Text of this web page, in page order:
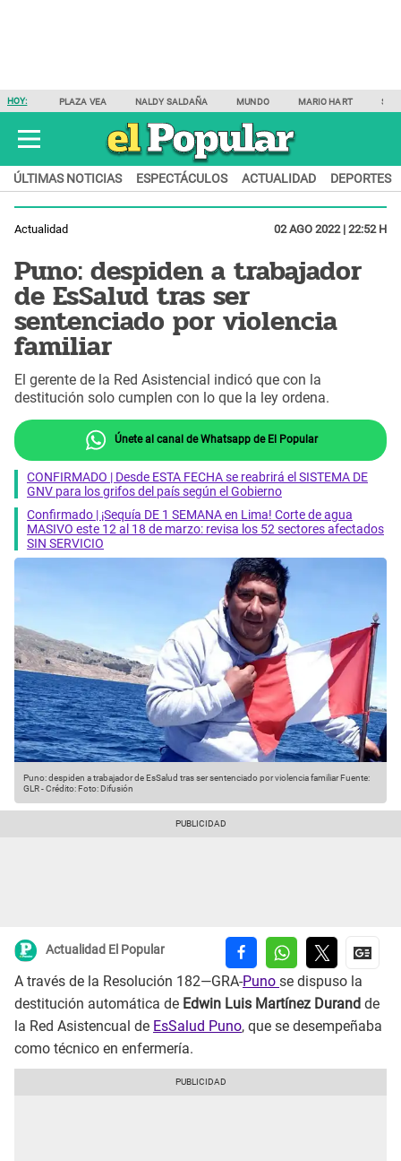
HOY: PLAZA VEA NALDY SALDAÑA MUNDO MARIO HART
ÚLTIMAS NOTICIAS ESPECTÁCULOS ACTUALIDAD DEPORTES
Actualidad 02 AGO 2022 | 22:52 H
Puno: despiden a trabajador
de EsSalud tras ser
sentenciado por violencia
familiar
El gerente de la Red Asistencial indicó que con la
destitución solo cumplen con lo que la ley ordena.
Únete al canal de Whatsapp de El Popular
CONFIRMADO | Desde ESTA FECHA se reabrirá el SISTEMA DE
GNV para los grifos del país según el Gobierno
Confirmado | ¡Sequía DE 1 SEMANA en Lima! Corte de agua
MASIVO este 12 al 18 de marzo: revisa los 52 sectores afectados
SIN SERVICIO
Puno: despiden a trabajador de EsSalud tras ser sentenciado por violencia familiarFuente:
GLR-Crédito: Foto: Difusión
Actualidad El Popular
A través de la Resolución 182—GRA-Puno se dispuso la
destitución automática de Edwin Luis Martínez Durand de
la Red Asistencual de EsSalud Puno, que se desempeñaba
como técnico en enfermería.